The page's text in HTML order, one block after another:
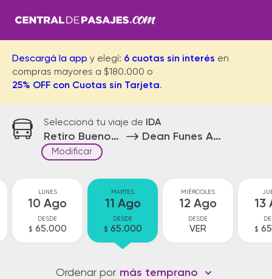
Descargá la app y elegí: 6 cuotas sin interés en
compras mayores a $180.000 o
25% OFF con Cuotas sin Tarjeta.
Seleccioná tu viaje de IDA
Retiro Buenos Aires Dean Funes Acceso
Modificar
LUNES
10 Ago
DESDE
$ 65.000
MARTES
11 Ago
DESDE
$ 65.000
MIÉRCOLES
12 Ago
DESDE
VER
13
$
Ordenar por más temprano